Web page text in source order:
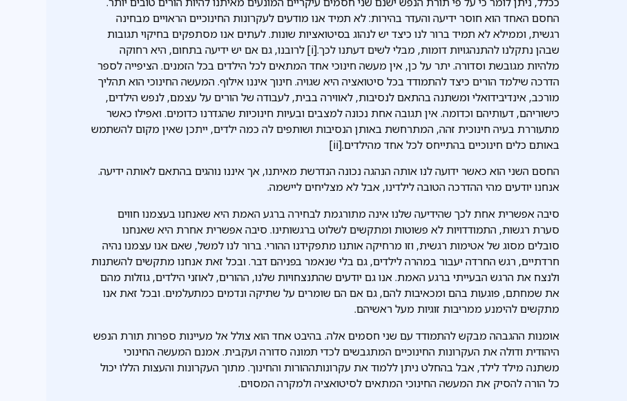
החסם האחד הוא חוסר ידיעה והעדר בהירות: לא תמיד אנו מודעים לעקרונות החינוכיים הראויים מבחינה
רגשית, וממילא לא תמיד ברור לנו כיצד יש לנהוג בסיטואציות שונות. לעתים אנו מסתפקים בחיקוי תגובות
שבהן נתקלנו להתנהגויות דומות, מבלי לשים דעתנו לכך.[i] לרובנו, גם אם יש ידיעה בתחום, היא רחוקה
מלהיות מגובשת וסדורה. יתר על כן, אין מעשה חינוכי אחד המתאים לכל הילדים בכל הזמנים. הציפייה לספר
הדרכה שילמד הורים כיצד להתמודד בכל סיטואציה היא שגויה. חינוך איננו אילוף. המעשה החינוכי הוא תהליך
מורכב, אינדיבידואלי ומשתנה בהתאם לנסיבות, לאווירה בבית, לעבודה של הורים על עצמם, לנפש הילדים,
כישוריהם, דעותיהם וכדומה. אין תגובה אחת נכונה למצבים ובעיות חינוכיות שהגדרנו כדומים. ואפילו כאשר
מתעוררת בעיה חינוכית זהה, המתרחשת באותן הנסיבות ושותפים לה כמה ילדים, ייתכן שאין מקום להשתמש
באותם כלים חינוכיים בהתייחס לכל אחד מהילדים.[ii]
החסם השני הוא כאשר ידועה לנו אותה הנהגה נכונה הנדרשת מאיתנו, אך איננו נוהגים בהתאם לאותה ידיעה.
אנחנו יודעים מהי ההדרכה הטובה לילדינו, אבל לא מצליחים ליישמה.
סיבה אפשרית אחת לכך שהידיעה שלנו אינה מתורגמת לבחירה ברגע האמת היא שאנחנו בעצמנו חווים
סערת רגשות, התמודדויות לא פשוטות ומתקשים לשלוט ברגשותינו. סיבה אפשרית אחרת היא שאנחנו
סובלים מסוג של אטימות רגשית, וזו מרחיקה אותנו מתפקידנו ההורי. ברור לנו למשל, שאם אנו עצמנו נהיה
חרדתיים, רגש החרדה יעבור במהרה לילדים, גם בלי שנאמר בפניהם דבר. ובכל זאת אנחנו מתקשים להשתנות
ולנצח את הרגש הבעייתי ברגע האמת. אנו גם יודעים שהתנצחויות שלנו, ההורים, לאוזני הילדים, גוזלות מהם
את שמחתם, פוגעות בהם ומכאיבות להם, גם אם הם שומרים על שתיקה ונדמים כמתעלמים. ובכל זאת אנו
מתקשים להימנע ממריבות זוגיות מעל ראשיהם.
אומנות ההגבהה מבקש להתמודד עם שני חסמים אלה. בהיבט אחד הוא צולל אל מעיינות ספרות תורת הנפש
היהודית ודולה את העקרונות החינוכיים המתגבשים לכדי תמונה סדורה ועקבית. אמנם המעשה החינוכי
משתנה מילד לילד, אבל בהחלט ניתן ללמוד את עקרונותההורות והחינוך. מתוך העקרונות והעצות הללו יכול
כל הורה להסיק את המעשה החינוכי המתאים לסיטואציה ולמקרה המסוים.